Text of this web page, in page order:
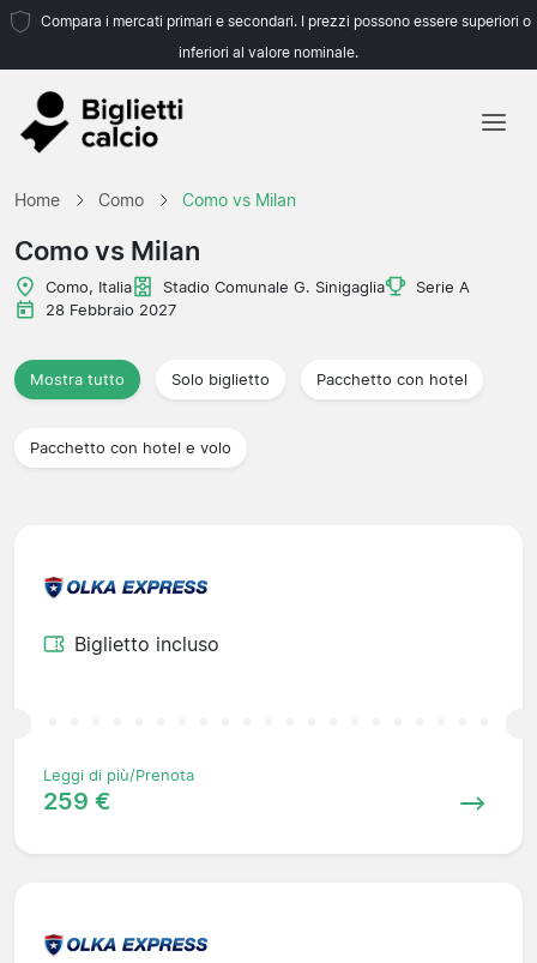
Compara i mercati primari e secondari. I prezzi possono essere superiori o
inferiori al valore nominale.
Home Como Como vs Milan
Como vs Milan
Como, Italia Stadio Comunale G. Sinigaglia
Serie A
28 Febbraio 2027
Mostra tutto Solo biglietto Pacchetto con hotel
Pacchetto con hotel e volo
Biglietto incluso
Leggi di più/Prenota
259 €